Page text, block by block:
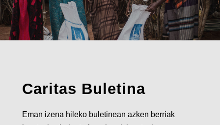
Caritas Buletina
Eman izena hileko buletinean azken berriak